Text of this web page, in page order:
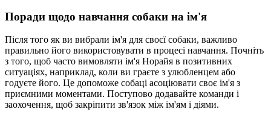
Поради щодо навчання собаки на ім'я
Після того як ви вибрали ім'я для своєї собаки, важливо
правильно його використовувати в процесі навчання. Почніть
з того, щоб часто вимовляти ім'я Норайя в позитивних
ситуаціях, наприклад, коли ви граєте з улюбленцем або
годуєте його. Це допоможе собаці асоціювати своє ім'я з
приємними моментами. Поступово додавайте команди і
заохочення, щоб закріпити зв'язок між ім'ям і діями.